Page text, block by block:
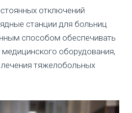
отключений
станции для больниц
способом обеспечивать
оборудования,
тяжелобольных